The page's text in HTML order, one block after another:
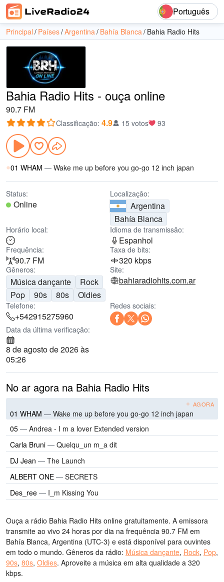
Português
Principal Países Argentina Bahía Blanca Bahia Radio Hits
Bahia Radio Hits - ouça online
90.7 FM
Classificação: 4.9 15 votos 93
01 WHAM — Wake me up before you go-go 12 inch japan
Status:
Online
Localização:
Argentina
Bahía Blanca
Horário local: Idioma de transmissão:
Espanhol
Frequência:
90.7 FM
Taxa de bits:
320 kbps
Gêneros:
Música dançante
Rock
Pop
90s 80s Oldies
Site:
bahiaradiohits.com.ar
Telefone:
+542915275960
Redes sociais:
Data da última verificação:
8 de agosto de 2026 às
05:26
No ar agora na Bahia Radio Hits
AGORA
01 WHAM — Wake me up before you go-go 12 inch japan
05 — Andrea - I m a lover Extended version
Carla Bruni — Quelqu_un m_a dit
DJ Jean — The Launch
ALBERT ONE — SECRETS
Des_ree — I_m Kissing You
Ouça a rádio Bahia Radio Hits online gratuitamente. A emissora
transmite ao vivo 24 horas por dia na frequência 90.7 FM em
Bahía Blanca, Argentina (UTC-3) e está disponível para ouvintes
em todo o mundo. Gêneros da rádio: Música dançante, Rock, Pop,
90s, 80s, Oldies. Aproveite a música em alta qualidade a 320
kbps.